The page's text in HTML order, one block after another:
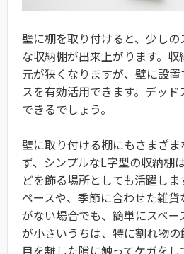
壁に棚を取り付けると、少し
な収納棚が出来上がります。
元が狭くなりますが、壁に設
スを有効活用できます。デッ
できるでしょう。
壁に取り付ける棚にもさまざ
ず、シンプルなL字型の収納棚
どを飾る場所としても活躍し
ペースや、季節に合わせた雑貨
がない場合でも、簡単にスペ
が小さいうちは、特に割れ物の
目を離した隙に触ってケガをし